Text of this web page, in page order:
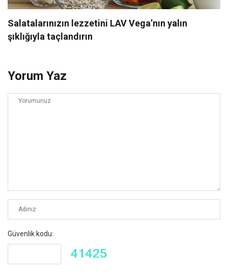
Salatalarınızın lezzetini LAV Vega’nın yalın
şıklığıyla taçlandırın
Yorum Yaz
Güvenlik kodu: